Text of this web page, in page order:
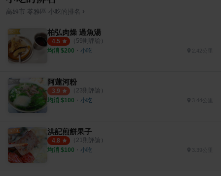
高雄市 苓雅區 小吃 的排名 ›
柏弘肉燥 過魚湯
4.5 （ 59則評論）
均消 $200 ・ 小吃 2.42公里
阿蓮河粉
3.9 （ 23則評論）
均消 $100 ・ 小吃 3.44公里
洪記煎餅果子
4.8 （ 21 則評論）
均消 $100 ・ 小吃